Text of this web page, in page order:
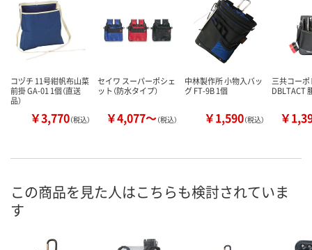
コヅチ 11号紺帆布山菜
前掛 GA-01 1個（直送
品）
￥3,770（税込）
セイワ スーパーポシェ
ット（防水タイプ）
￥4,077～（税込）
中林製作所 小物入バッ
グ FT-9B 1個
￥1,590（税込）
三共コー
DBLTACT
￥
この商品を見た人はこちらも検討されていま
す